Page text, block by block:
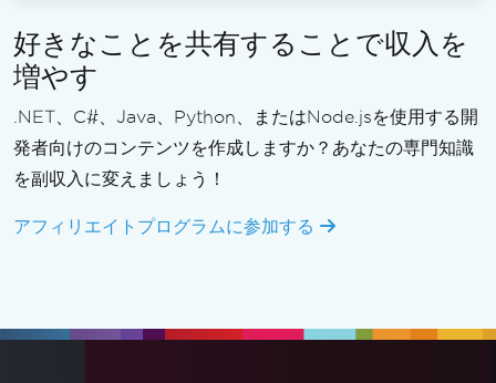
好きなことを共有することで収入を
増やす
.NET、C#、Java、Python、またはNode.jsを使用する開
発者向けのコンテンツを作成しますか？あなたの専門知識
を副収入に変えましょう！
アフィリエイトプログラムに参加する